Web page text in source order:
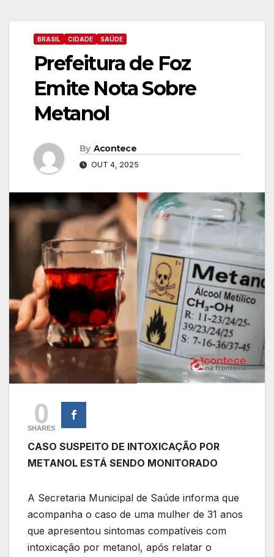
BRASIL CIDADE SAÚDE
Prefeitura de Foz
Emite Nota Sobre
Metanol
By Acontece
OUT 4, 2025
0
SHARES
CASO SUSPEITO DE INTOXICAÇÃO POR
METANOL ESTÁ SENDO MONITORADO
A Secretaria Municipal de Saúde informa que
acompanha o caso de uma mulher de 31 anos
que apresentou sintomas compatíveis com
intoxicação por metanol, após relatar o